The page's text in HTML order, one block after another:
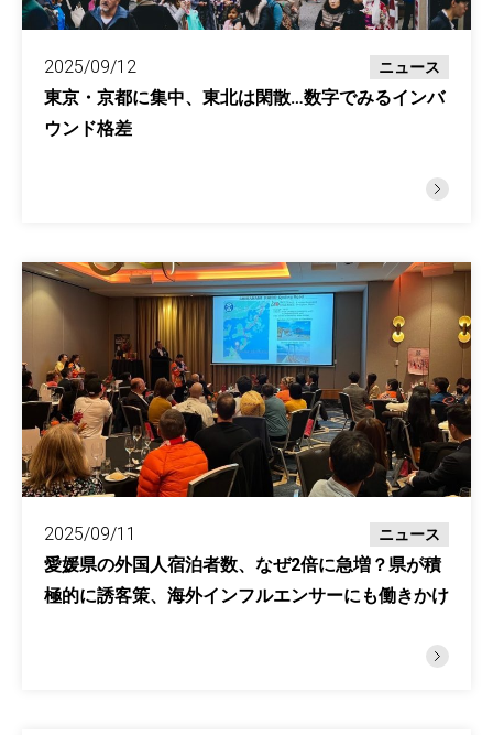
2025/09/12 ニュース
東京・京都に集中、東北は閑散…数字でみるインバ
ウンド格差
2025/09/11 ニュース
愛媛県の外国人宿泊者数、なぜ2倍に急増？県が積
極的に誘客策、海外インフルエンサーにも働きかけ